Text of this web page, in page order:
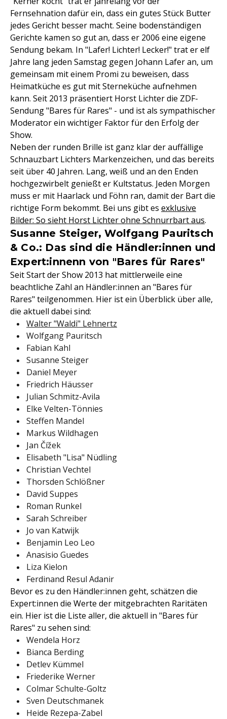
Fernsehnation dafür ein, dass ein gutes Stück Butter
jedes Gericht besser macht. Seine bodenständigen
Gerichte kamen so gut an, dass er 2006 eine eigene
Sendung bekam. In "Lafer! Lichter! Lecker!" trat er elf
Jahre lang jeden Samstag gegen Johann Lafer an, um
gemeinsam mit einem Promi zu beweisen, dass
Heimatküche es gut mit Sterneküche aufnehmen
kann. Seit 2013 präsentiert Horst Lichter die ZDF-
Sendung "Bares für Rares" - und ist als sympathischer
Moderator ein wichtiger Faktor für den Erfolg der
Show.
Neben der runden Brille ist ganz klar der auffällige
Schnauzbart Lichters Markenzeichen, und das bereits
seit über 40 Jahren. Lang, weiß und an den Enden
hochgezwirbelt genießt er Kultstatus. Jeden Morgen
muss er mit Haarlack und Föhn ran, damit der Bart die
richtige Form bekommt. Bei uns gibt es exklusive
Bilder: So sieht Horst Lichter ohne Schnurrbart aus.
Susanne Steiger, Wolfgang Pauritsch
& Co.: Das sind die Händler:innen und
Expert:innenn von "Bares für Rares"
Seit Start der Show 2013 hat mittlerweile eine
beachtliche Zahl an Händler:innen an "Bares für
Rares" teilgenommen. Hier ist ein Überblick über alle,
die aktuell dabei sind:
Walter "Waldi" Lehnertz
Wolfgang Pauritsch
Fabian Kahl
Susanne Steiger
Daniel Meyer
Friedrich Häusser
Julian Schmitz-Avila
Elke Velten-Tönnies
Steffen Mandel
Markus Wildhagen
Jan Čížek
Elisabeth "Lisa" Nüdling
Christian Vechtel
Thorsden Schlößner
David Suppes
Roman Runkel
Sarah Schreiber
Jo van Katwijk
Benjamin Leo Leo
Anasisio Guedes
Liza Kielon
Ferdinand Resul Adanir
Bevor es zu den Händler:innen geht, schätzen die
Expert:innen die Werte der mitgebrachten Raritäten
ein. Hier ist die Liste aller, die aktuell in "Bares für
Rares" zu sehen sind:
Wendela Horz
Bianca Berding
Detlev Kümmel
Friederike Werner
Colmar Schulte-Goltz
Sven Deutschmanek
Heide Rezepa-Zabel